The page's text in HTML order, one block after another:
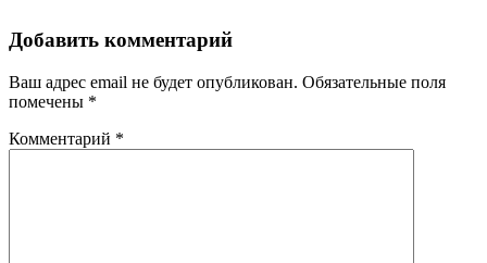
Добавить комментарий
Ваш адрес email не будет опубликован. Обязательные поля
помечены *
Комментарий *